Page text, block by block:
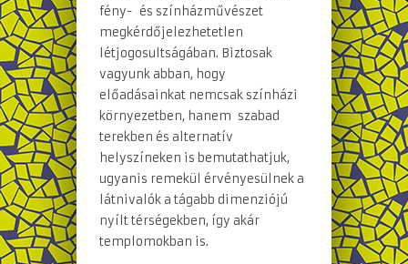
fény- és színházművészet
megkérdőjelezhetetlen
létjogosultságában. Biztosak
vagyunk abban, hogy
előadásainkat nemcsak színházi
környezetben, hanem szabad
terekben és alternatív
helyszíneken is bemutathatjuk,
ugyanis remekül érvényesülnek a
látnivalók a tágabb dimenziójú
nyílt térségekben, így akár
templomokban is.